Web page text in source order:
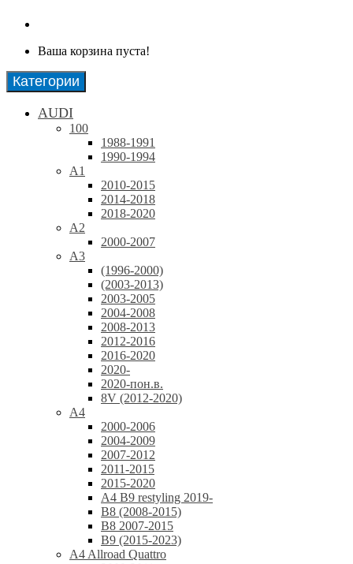
Ваша корзина пуста!
Категории
AUDI
100
1988-1991
1990-1994
A1
2010-2015
2014-2018
2018-2020
A2
2000-2007
A3
(1996-2000)
(2003-2013)
2003-2005
2004-2008
2008-2013
2012-2016
2016-2020
2020-
2020-пон.в.
8V (2012-2020)
A4
2000-2006
2004-2009
2007-2012
2011-2015
2015-2020
A4 B9 restyling 2019-
B8 (2008-2015)
B8 2007-2015
B9 (2015-2023)
A4 Allroad Quattro